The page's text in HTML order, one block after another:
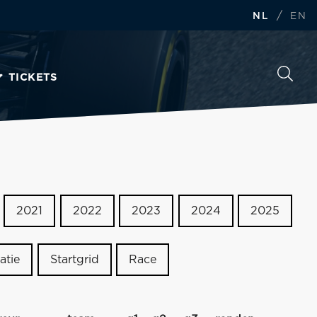
NL / EN
TICKETS
2021 2022 2023 2024 2025
Startgrid Race